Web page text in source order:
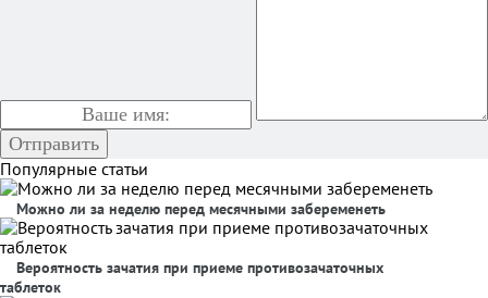
Популярные статьи
Можно ли за неделю перед месячными забеременеть
Вероятность зачатия при приеме противозачаточных
таблеток